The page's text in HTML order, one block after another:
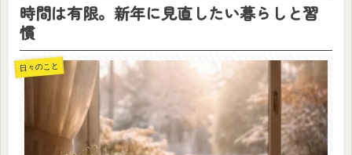
時間は有限。新年に見直したい暮らしと習
慣
日々のこと